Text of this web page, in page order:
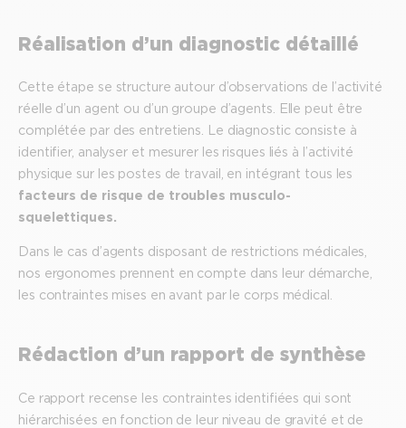
Réalisation d’un diagnostic détaillé
Cette étape se structure autour d’observations de l’activité
réelle d’un agent ou d’un groupe d’agents. Elle peut être
complétée par des entretiens. Le diagnostic consiste à
identifier, analyser et mesurer les risques liés à l’activité
physique sur les postes de travail, en intégrant tous les
facteurs de risque de troubles musculo-
squelettiques.
Dans le cas d’agents disposant de restrictions médicales,
nos ergonomes prennent en compte dans leur démarche,
les contraintes mises en avant par le corps médical.
Rédaction d’un rapport de synthèse
Ce rapport recense les contraintes identifiées qui sont
hiérarchisées en fonction de leur niveau de gravité et de